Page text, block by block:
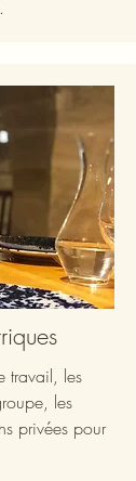
travail, les
les
privées pour